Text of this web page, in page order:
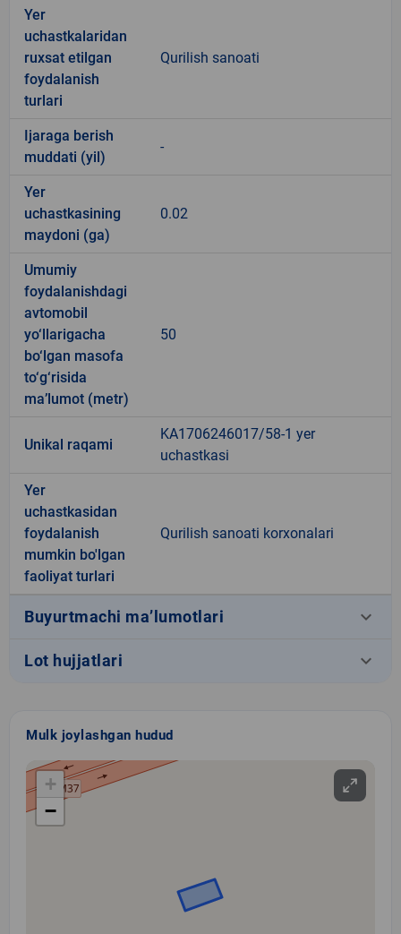
Yer
uchastkalaridan
ruxsat etilgan
foydalanish
turlari
Qurilish sanoati
Ijaraga berish
muddati (yil)
-
Yer
uchastkasining
maydoni (ga)
0.02
Umumiy
foydalanishdagi
avtomobil
yo‘llarigacha
bo‘lgan masofa
to‘g‘risida
ma’lumot (metr)
50
Unikal raqami
KA1706246017/58-1 yer
uchastkasi
Yer
uchastkasidan
foydalanish
mumkin bo'lgan
faoliyat turlari
Qurilish sanoati korxonalari
Buyurtmachi ma’lumotlari keyboard_arrow_down
Lot hujjatlari keyboard_arrow_down
Mulk joylashgan hudud
+
−